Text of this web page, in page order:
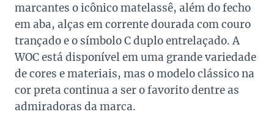
marcantes o icônico matelassê, além do fecho
em aba, alças em corrente dourada com couro
trançado e o símbolo C duplo entrelaçado. A
WOC está disponível em uma grande variedade
de cores e materiais, mas o modelo clássico na
cor preta continua a ser o favorito dentre as
admiradoras da marca.